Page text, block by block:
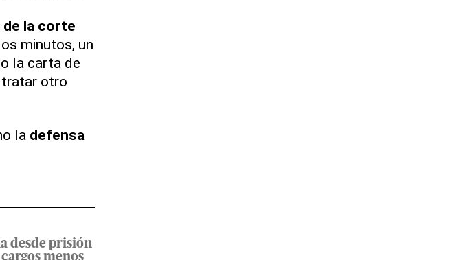
de la corte
minutos, un
la carta de
tratar otro
la defensa
desde prisión